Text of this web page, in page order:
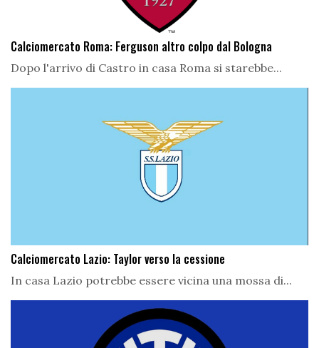
Calciomercato Roma: Ferguson altro colpo dal Bologna
Dopo l'arrivo di Castro in casa Roma si starebbe...
Calciomercato Lazio: Taylor verso la cessione
In casa Lazio potrebbe essere vicina una mossa di...